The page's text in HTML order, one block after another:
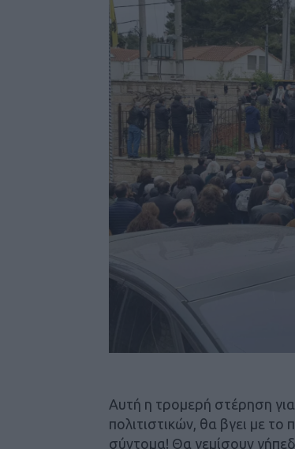
Αυτή η τρομερή στέρηση
πολιτιστικών, θα βγει με το
σύντομα! Θα γεμίσουν